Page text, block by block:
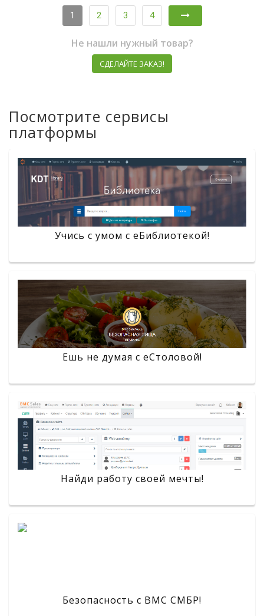
1 2 3 4
Не нашли нужный товар?
СДЕЛАЙТЕ ЗАКАЗ!
Посмотрите сервисы
платформы
Учись с умом с eБиблиотекой!
Ешь не думая с eСтоловой!
Найди работу своей мечты!
Безопасность с BMC СМБР!